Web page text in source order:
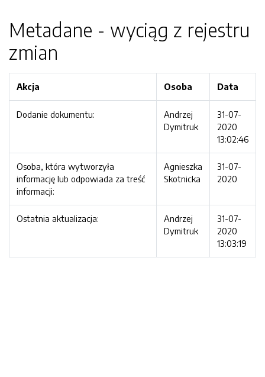
Metadane - wyciąg z rejestru
zmian
Akcja Osoba Data
Dodanie dokumentu:
Andrzej
Dymitruk
31-07-
2020
13:02:46
Osoba, która wytworzyła
informację lub odpowiada za treść
informacji:
Agnieszka
Skotnicka
31-07-
2020
Ostatnia aktualizacja:
Andrzej
Dymitruk
31-07-
2020
13:03:19